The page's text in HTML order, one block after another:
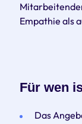
Empathie als
Für wen
Das